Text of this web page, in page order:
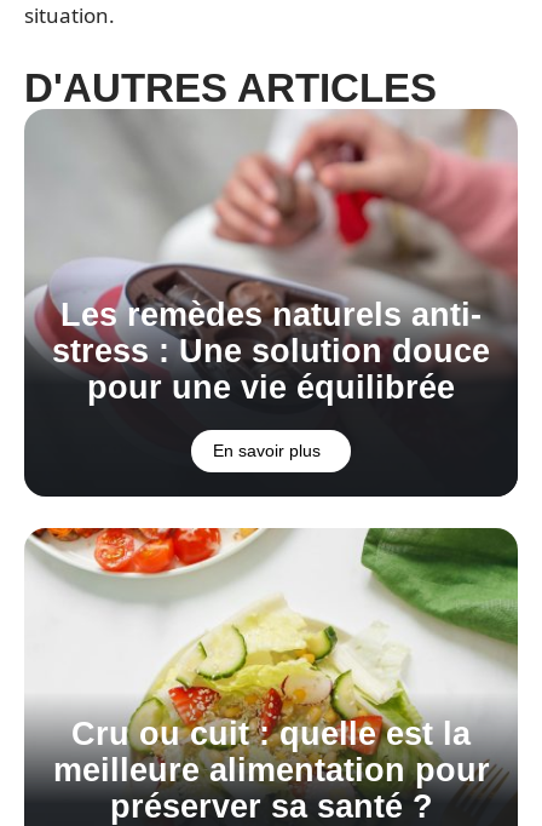
situation.
D'AUTRES ARTICLES
Les remèdes naturels anti-
stress : Une solution douce
pour une vie équilibrée
En savoir plus
Cru ou cuit : quelle est la
meilleure alimentation pour
préserver sa santé ?